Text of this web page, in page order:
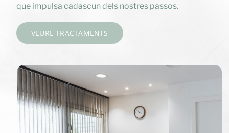
que impulsa cadascun dels nostres passos.
VEURE TRACTAMENTS